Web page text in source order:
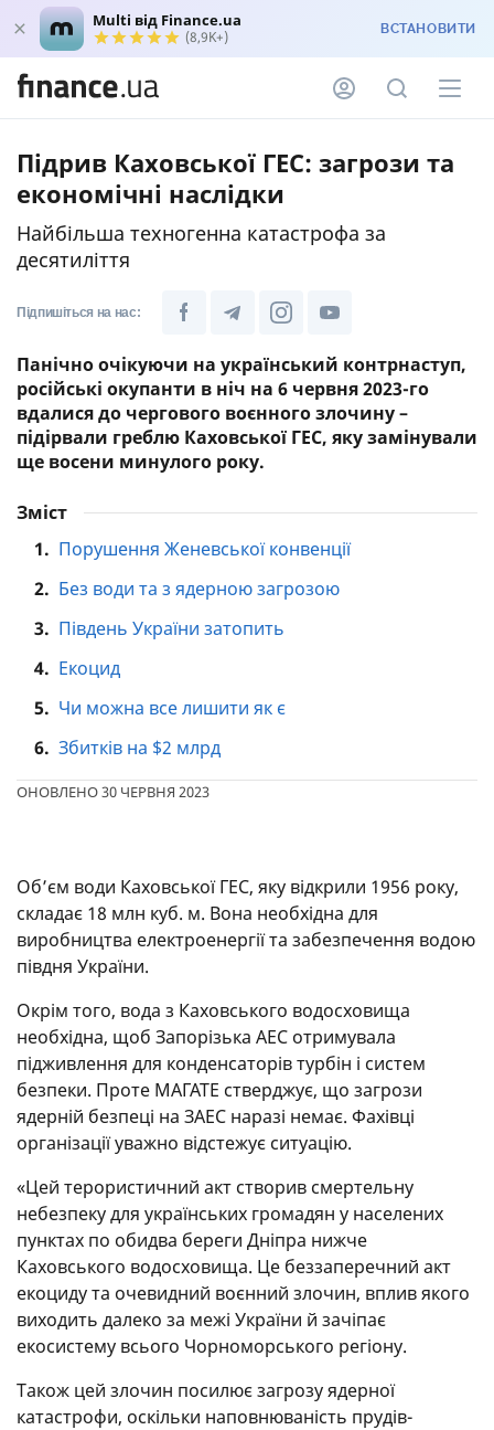
Multi від Finance.ua
(8,9K+) ВСТАНОВИТИ
Підрив Каховської ГЕС: загрози та
економічні наслідки
Найбільша техногенна катастрофа за
десятиліття
Підпишіться на нас:
Панічно очікуючи на український контрнаступ,
російські окупанти в ніч на 6 червня 2023-го
вдалися до чергового воєнного злочину –
підірвали греблю Каховської ГЕС, яку замінували
ще восени минулого року.
Зміст
1. Порушення Женевської конвенції
2. Без води та з ядерною загрозою
3. Південь України затопить
4. Екоцид
5. Чи можна все лишити як є
6. Збитків на $2 млрд
ОНОВЛЕНО 30 ЧЕРВНЯ 2023
Об’єм води Каховської ГЕС, яку відкрили 1956 року,
складає 18 млн куб. м. Вона необхідна для
виробництва електроенергії та забезпечення водою
півдня України.
Окрім того, вода з Каховського водосховища
необхідна, щоб Запорізька АЕС отримувала
підживлення для конденсаторів турбін і систем
безпеки. Проте МАГАТЕ стверджує, що загрози
ядерній безпеці на ЗАЕС наразі немає. Фахівці
організації уважно відстежує ситуацію.
«Цей терористичний акт створив смертельну
небезпеку для українських громадян у населених
пунктах по обидва береги Дніпра нижче
Каховського водосховища. Це беззаперечний акт
екоциду та очевидний воєнний злочин, вплив якого
виходить далеко за межі України й зачіпає
екосистему всього Чорноморського регіону.
Також цей злочин посилює загрозу ядерної
катастрофи, оскільки наповнюваність прудів-